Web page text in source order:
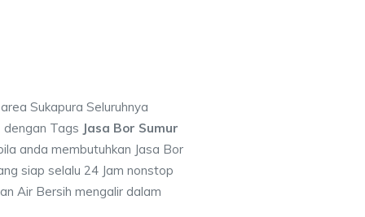
Sukapura Seluruhnya
Tags Jasa Bor Sumur
anda membutuhkan Jasa Bor
siap selalu 24 Jam nonstop
Air Bersih mengalir dalam